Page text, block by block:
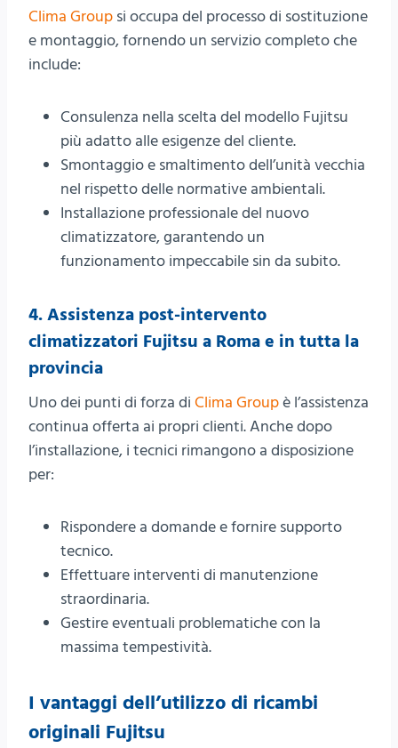
Clima Group si occupa del processo di sostituzione
e montaggio, fornendo un servizio completo che
include:
Consulenza nella scelta del modello Fujitsu
più adatto alle esigenze del cliente.
Smontaggio e smaltimento dell’unità vecchia
nel rispetto delle normative ambientali.
Installazione professionale del nuovo
climatizzatore, garantendo un
funzionamento impeccabile sin da subito.
4. Assistenza post-intervento
climatizzatori Fujitsu a Roma e in tutta la
provincia
Uno dei punti di forza di Clima Groupè l’assistenza
continua offerta ai propri clienti. Anche dopo
l’installazione, i tecnici rimangono a disposizione
per:
Rispondere a domande e fornire supporto
tecnico.
Effettuare interventi di manutenzione
straordinaria.
Gestire eventuali problematiche con la
massima tempestività.
I vantaggi dell’utilizzo di ricambi
originali Fujitsu